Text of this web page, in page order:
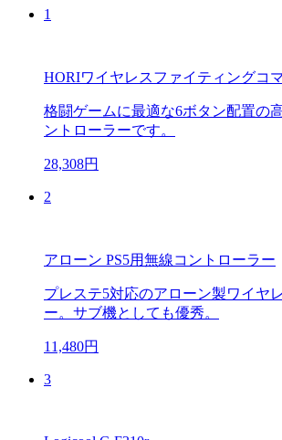
1
HORIワイヤレスファイティングコ
格闘ゲームに最適な6ボタン配置の
ントローラーです。
28,308円
2
アローン PS5用無線コントローラー
プレステ5対応のアローン製ワイヤ
ー。サブ機としても優秀。
11,480円
3